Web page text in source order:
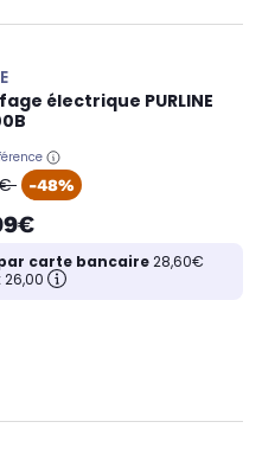
électrique PURLINE
-48%
carte bancaire28,60€
26,00